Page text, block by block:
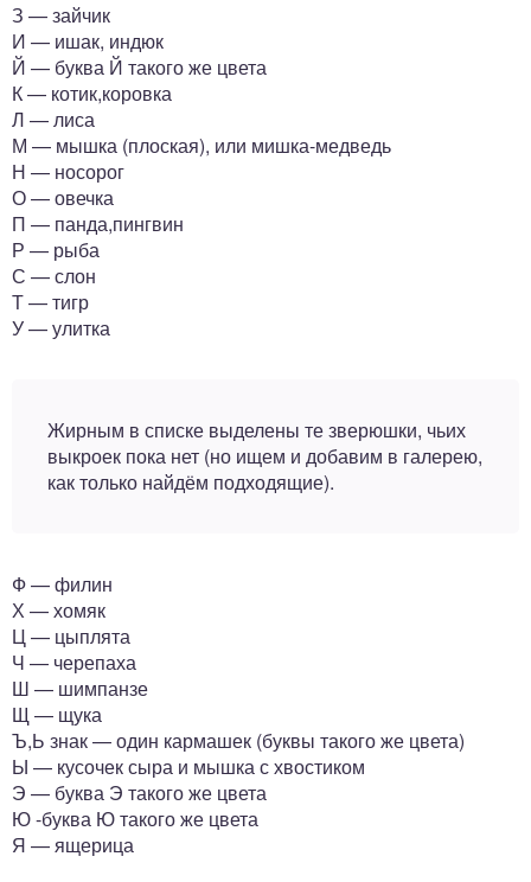
З — зайчик
И — ишак, индюк
Й — буква Й такого же цвета
К — котик,коровка
Л — лиса
М — мышка (плоская), или мишка-медведь
Н — носорог
О — овечка
П — панда,пингвин
Р — рыба
С — слон
Т — тигр
У — улитка
Жирным в списке выделены те зверюшки, чьих
выкроек пока нет (но ищем и добавим в галерею,
как только найдём подходящие).
Ф — филин
Х — хомяк
Ц — цыплята
Ч — черепаха
Ш — шимпанзе
Щ — щука
Ъ,Ь знак — один кармашек (буквы такого же цвета)
Ы — кусочек сыра и мышка с хвостиком
Э — буква Э такого же цвета
Ю -буква Ю такого же цвета
Я — ящерица